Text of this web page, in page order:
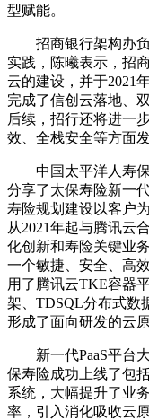
型赋能。
招商银行架构办
实践，陈曦表示，招
云的建设，并于2021
完成了信创云落地、
后续，招行还将进一
效、全栈安全等方面
中国太平洋人寿
分享了太保寿险新一
寿险规划建设以客户
从2021年起与腾讯云
化创新和寿险关键业
一个敏捷、安全、高
用了腾讯云TKE容器
架、TDSQL分布式数
形成了面向研发的云
新一代PaaS平台
保寿险成功上线了包
系统，大幅提升了业
率，引入消化吸收云